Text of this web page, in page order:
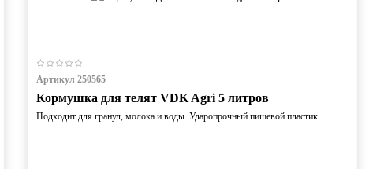
Артикул 250565
Кормушка для телят VDK Agri 5 литров
Подходит для гранул, молока и воды. Ударопрочный пищевой пластик